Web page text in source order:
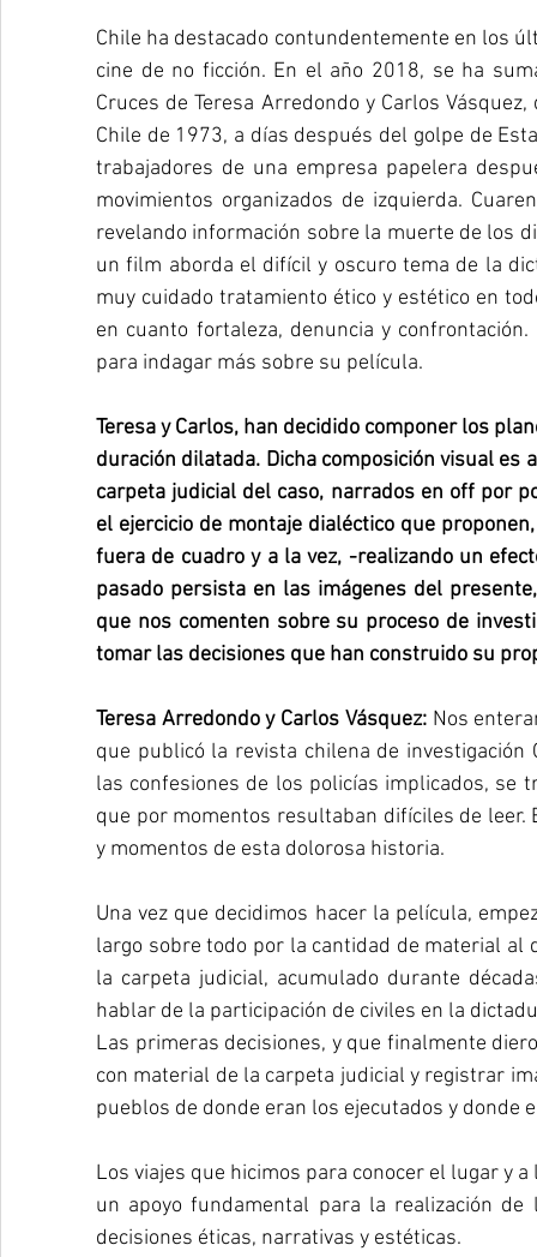
Chile ha destacado contundentemente en los
cine de no ficción. En el año 2018, se ha
Cruces de Teresa Arredondo y Carlos
Chile de 1973, a días después del golpe de
trabajadores de una empresa papelera
movimientos organizados de izquierda.
revelando información sobre la muerte de los
un film aborda el difícil y oscuro tema de la
muy cuidado tratamiento ético y estético en
en cuanto fortaleza, denuncia y
para indagar más sobre su película.
Teresa y Carlos, han decidido componer los
duración dilatada. Dicha composición visual
carpeta judicial del caso, narrados en off por
el ejercicio de montaje dialéctico que
fuera de cuadro y a la vez, -realizando un
pasado persista en las imágenes del
que nos comenten sobre su proceso de
tomar las decisiones que han construido su
Teresa Arredondo y Carlos Vásquez: Nos
que publicó la revista chilena de
las confesiones de los policías implicados, se
que por momentos resultaban difíciles de
y momentos de esta dolorosa historia.
Una vez que decidimos hacer la película,
largo sobre todo por la cantidad de material
la carpeta judicial, acumulado durante
hablar de la participación de civiles en la
Las primeras decisiones, y que finalmente
con material de la carpeta judicial y registrar
pueblos de donde eran los ejecutados y donde
Los viajes que hicimos para conocer el lugar y
un apoyo fundamental para la realización
decisiones éticas, narrativas y estéticas.